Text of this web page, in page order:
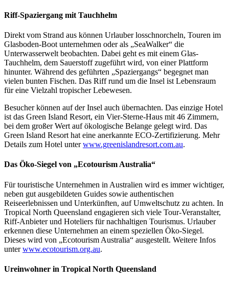
Riff-Spaziergang mit Tauchhelm
Direkt vom Strand aus können Urlauber losschnorcheln, Touren im
Glasboden-Boot unternehmen oder als „SeaWalker“ die
Unterwasserwelt beobachten. Dabei geht es mit einem Glas-
Tauchhelm, dem Sauerstoff zugeführt wird, von einer Plattform
hinunter. Während des geführten „Spaziergangs“ begegnet man
vielen bunten Fischen. Das Riff rund um die Insel ist Lebensraum
für eine Vielzahl tropischer Lebewesen.
Besucher können auf der Insel auch übernachten. Das einzige Hotel
ist das Green Island Resort, ein Vier-Sterne-Haus mit 46 Zimmern,
bei dem großer Wert auf ökologische Belange gelegt wird. Das
Green Island Resort hat eine anerkannte ECO-Zertifizierung. Mehr
Details zum Hotel unterwww.greenislandresort.com.au.
Das Öko-Siegel von „Ecotourism Australia“
Für touristische Unternehmen in Australien wird es immer wichtiger,
neben gut ausgebildeten Guides sowie authentischen
Reiseerlebnissen und Unterkünften, auf Umweltschutz zu achten. In
Tropical North Queensland engagieren sich viele Tour-Veranstalter,
Riff-Anbieter und Hoteliers für nachhaltigen Tourismus. Urlauber
erkennen diese Unternehmen an einem speziellen Öko-Siegel.
Dieses wird von „Ecotourism Australia“ ausgestellt. Weitere Infos
unterwww.ecotourism.org.au.
Ureinwohner in Tropical North Queensland